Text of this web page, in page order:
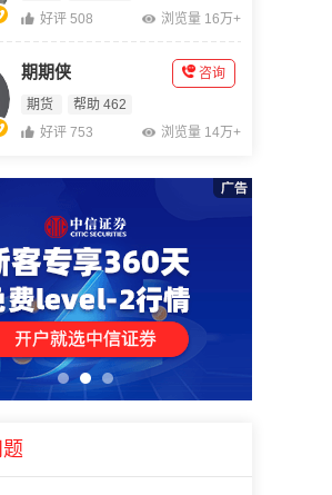
好评 508 浏览量 16万+
期期侠
期货 帮助 462
咨询
好评 753 浏览量 14万+
1